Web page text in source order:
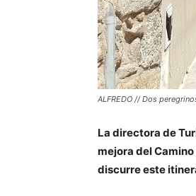
ALFREDO // Dos
La directora de
mejora del
discurre este